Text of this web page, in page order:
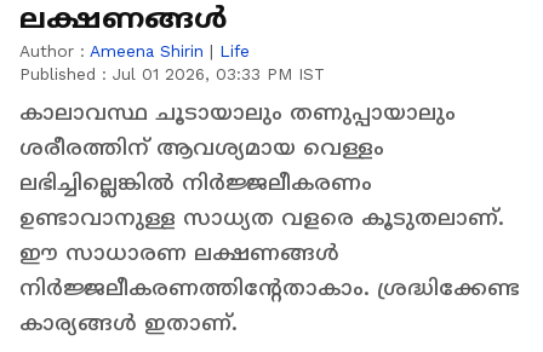
ലക്ഷണങ്ങൾ
Author : Ameena Shirin | Life
Published : Jul 01 2026, 03:33 PM IST
കാലാവസ്ഥ ചൂടായാലും തണുപ്പായാലും
ശരീരത്തിന് ആവശ്യമായ വെള്ളം
ലഭിച്ചില്ലെങ്കിൽ നിർജ്ജലീകരണം
ഉണ്ടാവാനുള്ള സാധ്യത വളരെ കൂടുതലാണ്.
ഈ സാധാരണ ലക്ഷണങ്ങൾ
നിർജ്ജലീകരണത്തിന്റേതാകാം. ശ്രദ്ധിക്കേണ്ട
കാര്യങ്ങൾ ഇതാണ്.